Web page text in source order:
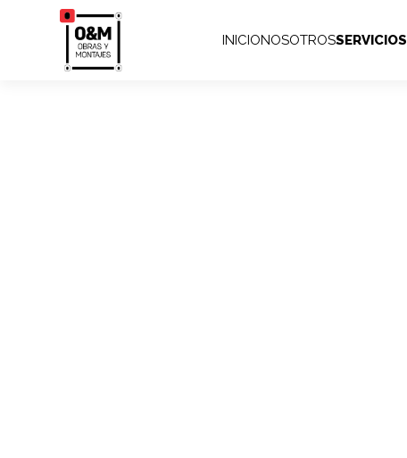
INICIONOSOTROSSERVICIOS